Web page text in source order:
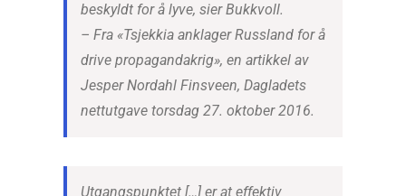
beskyldt for å lyve, sier Bukkvoll.
– Fra «Tsjekkia anklager Russland for å
drive propagandakrig», en artikkel av
Jesper Nordahl Finsveen, Dagladets
nettutgave torsdag 27. oktober 2016.
Utgangspunktet […] er at effektiv